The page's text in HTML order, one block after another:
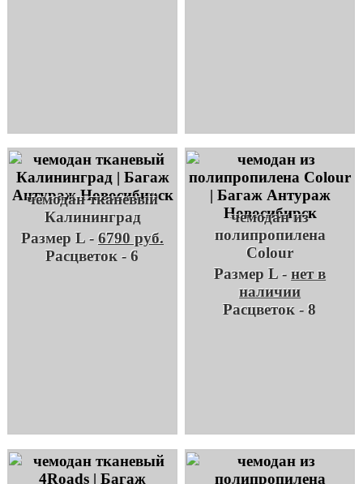
чемодан тканевый
Калининград
Размер L -6790 руб.
Расцветок - 6
чемодан из
полипропилена
Colour
Размер L -нет в
наличии
Расцветок - 8